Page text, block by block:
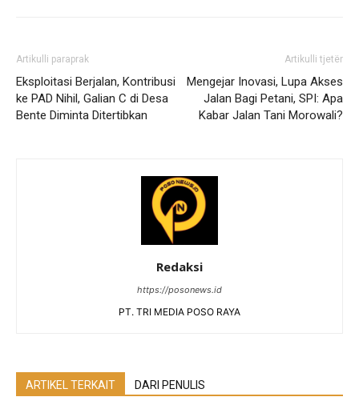
Artikulli paraprak
Eksploitasi Berjalan, Kontribusi
ke PAD Nihil, Galian C di Desa
Bente Diminta Ditertibkan
Artikulli tjetër
Mengejar Inovasi, Lupa Akses
Jalan Bagi Petani, SPI: Apa
Kabar Jalan Tani Morowali?
Redaksi
https://posonews.id
PT. TRI MEDIA POSO RAYA
ARTIKEL TERKAIT DARI PENULIS